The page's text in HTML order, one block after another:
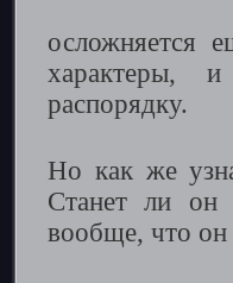
осложняется
характеры,
распорядку.
Но как же
Станет ли он
вообще, что он